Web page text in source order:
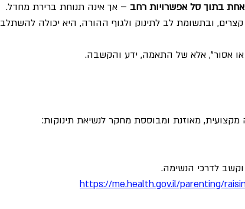
בתוך סל אפשרויות רחב – אך אינה תנוחת ברירת מחדל.
ובתשומת לב לתינוק ולגוף ההורה, היא יכולה להשתלב
אסור", אלא של התאמה, ידע והקשבה.
מקצועית, מאוזנת ומבוססת מחקר לנשיאת תינוקות:
לדרכי הנשימה.
https://me.health.gov.il/parenting/